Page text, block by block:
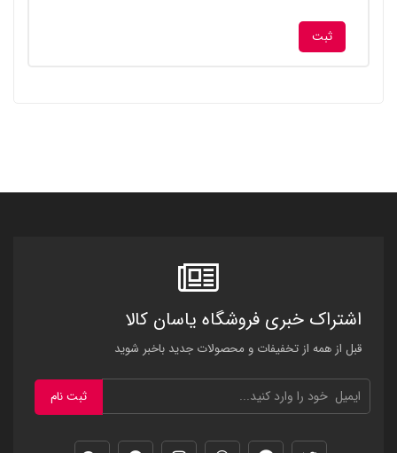
اشتراک خبری فروشگاه یاسان کالا
قبل از همه از تخفیفات و محصولات جدید باخبر شوید
ثبت نام